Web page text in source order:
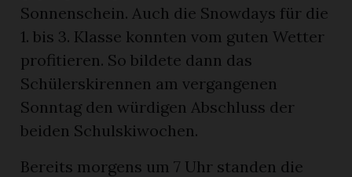
Sonnenschein. Auch die Snowdays für die
1. bis 3. Klasse konnten vom guten Wetter
profitieren. So bildete dann das
Schülerskirennen am vergangenen
Sonntag den würdigen Abschluss der
beiden Schulskiwochen.
Bereits morgens um 7 Uhr standen die